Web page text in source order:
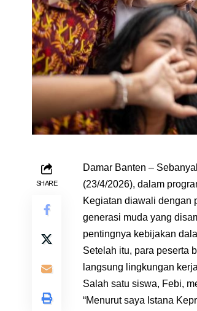
SHARE
Damar Banten –
(23/4/2026), dalam
Kegiatan diawali dengan
generasi muda yang
pentingnya kebijakan
Setelah itu, para peserta
langsung lingkungan
Salah satu siswa, Febi,
“Menurut saya Istana